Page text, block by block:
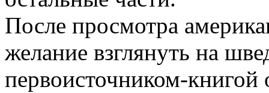
После просмотра
желание взглянуть на
первоисточником-книгой